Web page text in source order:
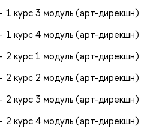
1 курс 3 модуль (арт-дирекшн)
1 курс 4 модуль (арт-дирекшн)
2 курс 1 модуль (арт-дирекшн)
2 курс 2 модуль (арт-дирекшн)
2 курс 3 модуль (арт-дирекшн)
2 курс 4 модуль (арт-дирекшн)